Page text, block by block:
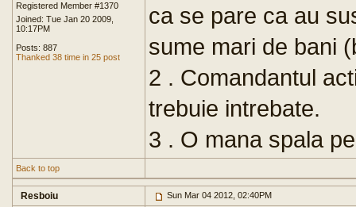
Registered Member #1370
Joined: Tue Jan 20 2009,
10:17PM
Posts: 887
Thanked 38 time in 25 post
ca se pare ca au
sume mari de bani
2 . Comandantul
trebuie intrebate.
3 . O mana spala
Back to top
Resboiu Sun Mar 04 2012, 02:40PM